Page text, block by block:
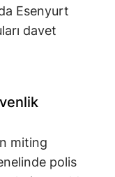
Esenyurt
davet
miting
polis